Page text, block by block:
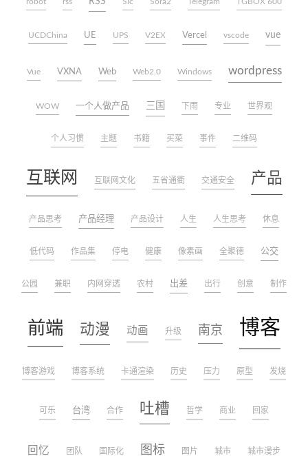
UCDChina UE UPS V2EX Vercel vscode vue
Vue VXNA Web Web2.0 Windows wordpress
WOW 一个人做产品 三国 下雨 专业 世界观
个人习惯 主题 书籍 买菜 事件 二维码
互联网 互联网文化 五省通衢 交通安全 产品
产品思考 产品经理 产品设计 人生 人生思考 休息
低代码 作品集 停电 健康 像素画 全聚德 公交
公园 兼职 内网穿透 农村 出差 出行 创意 制作
前端 动漫 动画 升级 南京 博客
博客游戏 博客系统 卡通渲染 历史 压力 原型 发烧
可乐 台湾 合作 吐槽 哲学 商业 回家
回忆 团队 国际化 图标 图片 城市 城市漫步